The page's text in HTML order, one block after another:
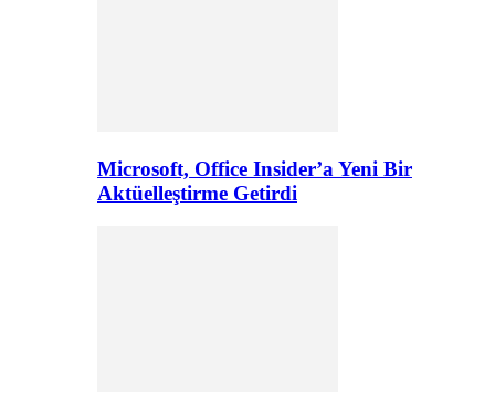
Microsoft, Office Insider’a Yeni Bir
Aktüelleştirme Getirdi